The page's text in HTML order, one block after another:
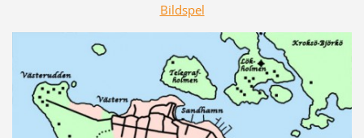
Bildspel